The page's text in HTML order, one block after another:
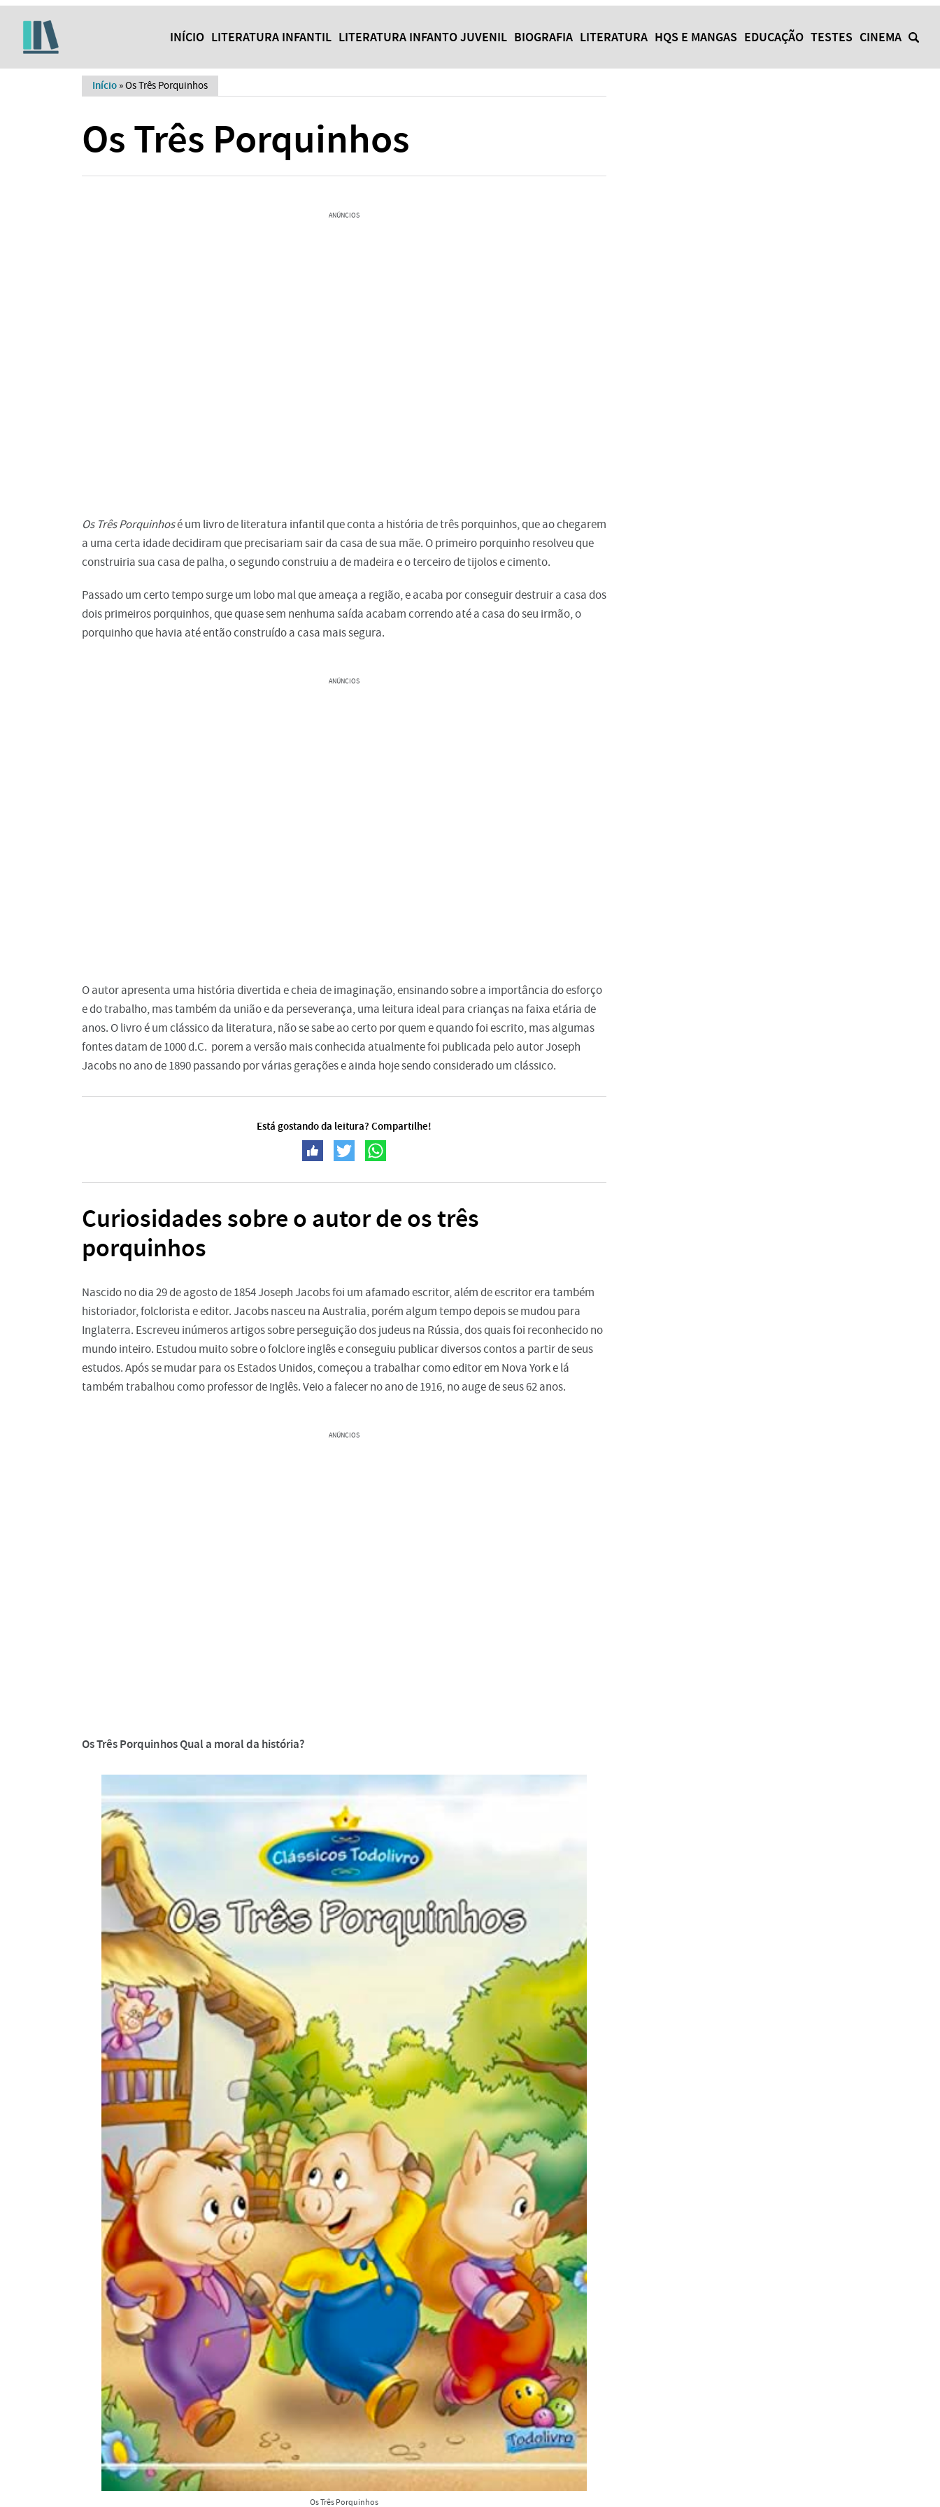
INÍCIO LITERATURA INFANTIL LITERATURA INFANTO JUVENIL BIOGRAFIA LITERATURA HQS E MANGAS EDUCAÇÃO TESTES CINEMA
Início »Os Três Porquinhos
Os Três Porquinhos
ANÚNCIOS
Os Três Porquinhosé um livro de literatura infantil que conta a história de três porquinhos, que ao chegarem
a uma certa idade decidiram que precisariam sair da casa de sua mãe. O primeiro porquinho resolveu que
construiria sua casa de palha, o segundo construiu a de madeira e o terceiro de tijolos e cimento.
Passado um certo tempo surge um lobo mal que ameaça a região, e acaba por conseguir destruir a casa dos
dois primeiros porquinhos, que quase sem nenhuma saída acabam correndo até a casa do seu irmão, o
porquinho que havia até então construído a casa mais segura.
ANÚNCIOS
O autor apresenta uma história divertida e cheia de imaginação, ensinando sobre a importância do esforço
e do trabalho, mas também da união e da perseverança, uma leitura ideal para crianças na faixa etária de
anos. O livro é um clássico da literatura, não se sabe ao certo por quem e quando foi escrito, mas algumas
fontes datam de 1000 d.C. porem a versão mais conhecida atualmente foi publicada pelo autor Joseph
Jacobs no ano de 1890 passando por várias gerações e ainda hoje sendo considerado um clássico.
Está gostando da leitura? Compartilhe!
Curiosidades sobre o autor de os três
porquinhos
Nascido no dia 29 de agosto de 1854 Joseph Jacobs foi um afamado escritor, além de escritor era também
historiador, folclorista e editor. Jacobs nasceu na Australia, porém algum tempo depois se mudou para
Inglaterra. Escreveu inúmeros artigos sobre perseguição dos judeus na Rússia, dos quais foi reconhecido no
mundo inteiro. Estudou muito sobre o folclore inglês e conseguiu publicar diversos contos a partir de seus
estudos. Após se mudar para os Estados Unidos, começou a trabalhar como editor em Nova York e lá
também trabalhou como professor de Inglês. Veio a falecer no ano de 1916, no auge de seus 62 anos.
ANÚNCIOS
Os Três Porquinhos Qual a moral da história?
Os Três Porquinhos